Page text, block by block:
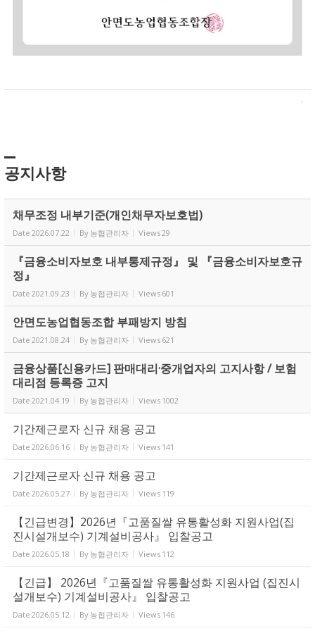
공지사항
채무조정 내부기준(개인채무자보호법)
Date 2026.07.22 By 농협관리자 Views29
『금융소비자보호 내부통제규정』 및 『금융소비자보호규
정』
Date 2021.09.23 By 농협관리자 Views 601
안면도농업협동조합 부패방지 방침
Date 2021.08.24 By 농협관리자 Views 621
금융상품[신용카드] 판매대리·중개업자의 고지사항 / 보험
대리점 등록증 고지
Date 2021.04.19 By 농협관리자 Views 1002
기간제근로자 신규 채용 공고
Date 2026.06.16 By 농협관리자 Views 141
기간제근로자 신규 채용 공고
Date 2026.05.27 By 농협관리자 Views 119
【긴급변경】2026년『고품질쌀 유통활성화 지원사업(집
진시설개보수) 기계설비공사』 입찰공고
Date 2026.05.18 By 농협관리자 Views 112
【긴급】 2026년『고품질쌀 유통활성화 지원사업 (집진시
설개보수) 기계설비공사』 입찰공고
Date 2026.05.12 By 농협관리자 Views 146